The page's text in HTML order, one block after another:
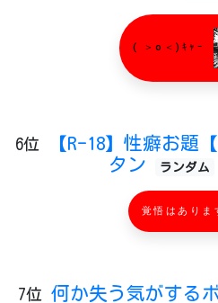
( ＞o＜)ｷｬｰ
6位
【R-18】性癖お題
タン
ランダム
覚悟はありま
7位 何か失う気がする